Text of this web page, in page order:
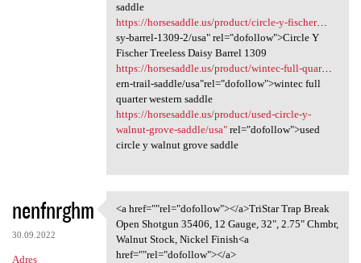
saddle
https://horsesaddle.us/product/circle-y-fischer…
sy-barrel-1309-2/usa" rel="dofollow">Circle Y
Fischer Treeless Daisy Barrel 1309
https://horsesaddle.us/product/wintec-full-quar…
ern-trail-saddle/usa"rel="dofollow">wintec full
quarter western saddle
https://horsesaddle.us/product/used-circle-y-
walnut-grove-saddle/usa"rel="dofollow">used
circle y walnut grove saddle
nenfnrghm
30.09.2022
Adres
<a href=""rel="dofollow"></a
<a href=""rel="dofollow"></a>TriStar Trap Break
Open Shotgun 35406, 12 Gauge, 32", 2.75" Chmbr,
Walnut Stock, Nickel Finish<a
href=""rel="dofollow"></a>